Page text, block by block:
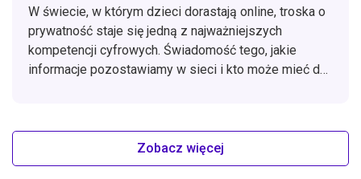
Zobacz więcej
W świecie, w którym dzieci dorastają online, troska o
prywatność staje się jedną z najważniejszych
kompetencji cyfrowych. Świadomość tego, jakie
informacje pozostawiamy w sieci i kto może mieć do